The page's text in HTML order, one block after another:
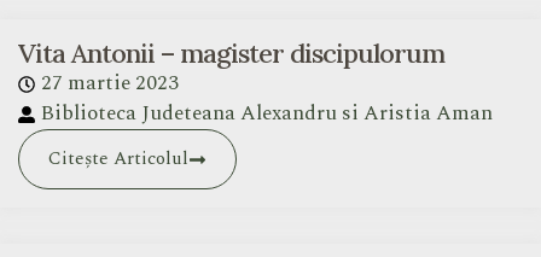
Vita Antonii – magister discipulorum
27 martie 2023
Biblioteca Judeteana Alexandru si Aristia Aman
Citește Articolul